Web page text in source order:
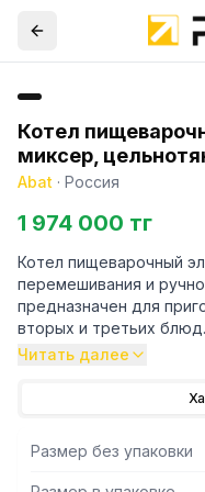
Котел
миксер,
Abat · Россия
1 974 000 тг
Котел пищеварочный
перемешивания и
предназначен для
вторых и третьих
общественного
- Корпус из
- Опрокидывание с
Читать далее
Размер без упаковки